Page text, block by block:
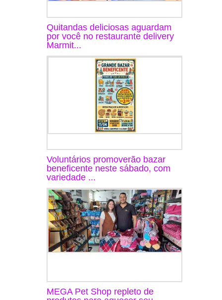
Quitandas deliciosas aguardam
por você no restaurante delivery
Marmit...
Voluntários promoverão bazar
beneficente neste sábado, com
variedade ...
MEGA Pet Shop repleto de